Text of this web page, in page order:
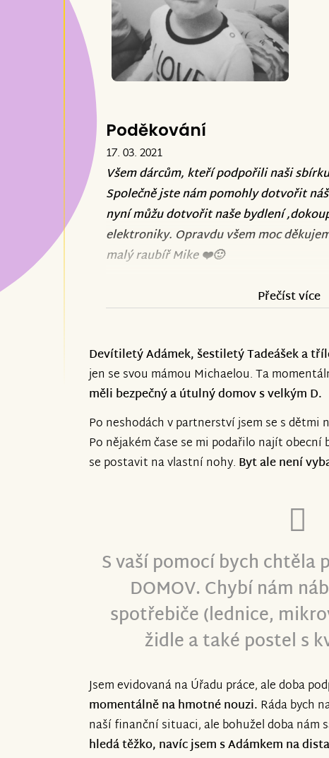
Poděkování
17. 03. 2021
Všem dárcům, kteří podpořili naši
Společně jste nám pomohly dotvořit
nyní můžu dotvořit naše bydlení
elektroniky. Opravdu všem moc
malý raubíř Mike ❤️🙂
Přečíst více
Devítiletý Adámek, šestiletý Tadeášek a
jen se svou mámou Michaelou. Ta
měli bezpečný a útulný domov s velkým D.
Po neshodách v partnerství jsem se s dětmi
Po nějakém čase se mi podařilo najít obecní
se postavit na vlastní nohy. Byt ale není
S vaší pomocí bych chtěla
DOMOV. Chybí nám
spotřebiče (lednice,
židle a také postel s
Jsem evidovaná na Úřadu práce, ale doba
momentálně na hmotné nouzi. Ráda bych
naší finanční situaci, ale bohužel doba nám
hledá těžko, navíc jsem s Adámkem na